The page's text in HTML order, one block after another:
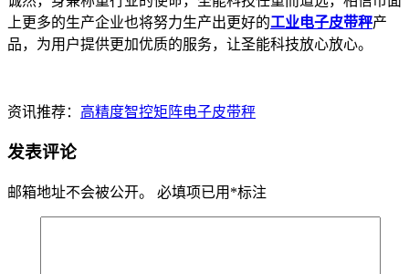
上更多的生产企业也将努力生产出更好的工业电子皮带秤产
品，为用户提供更加优质的服务，让圣能科技放心放心。
资讯推荐： 高精度智控矩阵电子皮带秤
发表评论
邮箱地址不会被公开。 必填项已用 *标注